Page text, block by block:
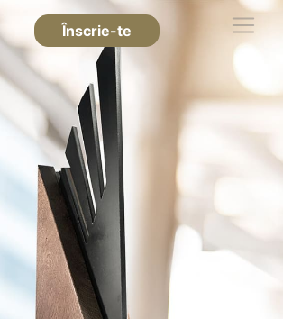
Înscrie-te